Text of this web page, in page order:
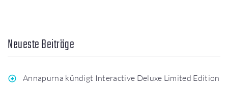
Neueste Beiträge
Annapurna kündigt Interactive Deluxe Limited Edition